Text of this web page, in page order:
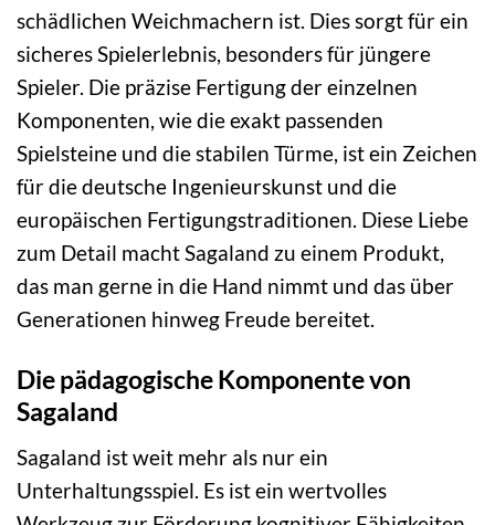
schädlichen Weichmachern ist. Dies sorgt für ein
sicheres Spielerlebnis, besonders für jüngere
Spieler. Die präzise Fertigung der einzelnen
Komponenten, wie die exakt passenden
Spielsteine und die stabilen Türme, ist ein Zeichen
für die deutsche Ingenieurskunst und die
europäischen Fertigungstraditionen. Diese Liebe
zum Detail macht Sagaland zu einem Produkt,
das man gerne in die Hand nimmt und das über
Generationen hinweg Freude bereitet.
Die pädagogische Komponente von
Sagaland
Sagaland ist weit mehr als nur ein
Unterhaltungsspiel. Es ist ein wertvolles